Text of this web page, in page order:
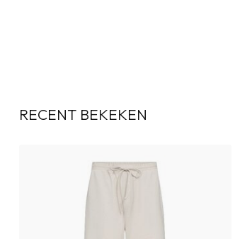
RECENT BEKEKEN